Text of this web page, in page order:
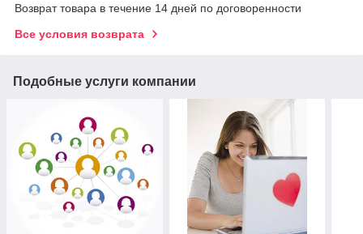
Возврат товара в течение 14 дней по договоренности
Все условия возврата
Подобные услуги компании